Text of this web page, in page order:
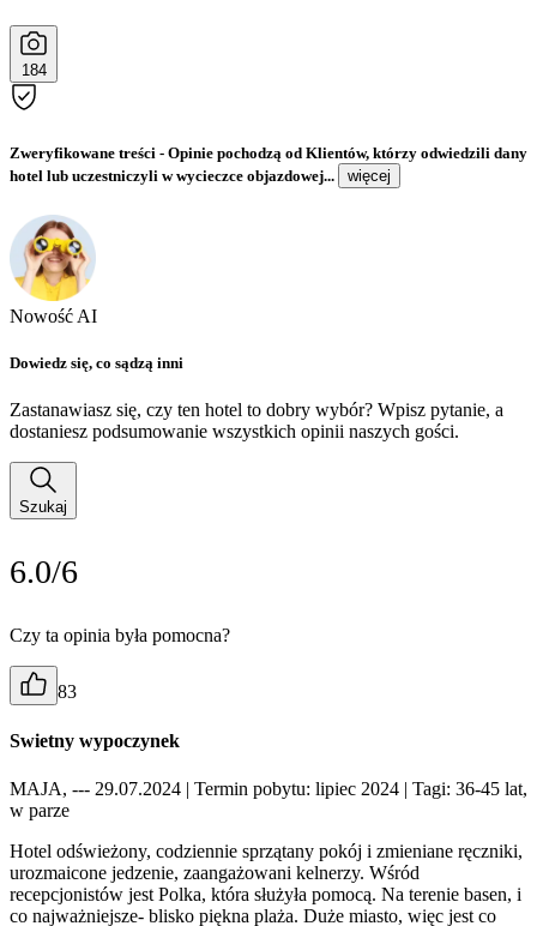
184
Zweryfikowane treści - Opinie pochodzą od Klientów, którzy odwiedzili dany
hotel lub uczestniczyli w wycieczce objazdowej...
więcej
Nowość AI
Dowiedz się, co sądzą inni
Zastanawiasz się, czy ten hotel to dobry wybór? Wpisz pytanie, a
dostaniesz podsumowanie wszystkich opinii naszych gości.
Szukaj
6.0/6
Czy ta opinia była pomocna?
83
Swietny wypoczynek
MAJA, --- 29.07.2024 | Termin pobytu: lipiec 2024 | Tagi: 36-45 lat,
w parze
Hotel odświeżony, codziennie sprzątany pokój i zmieniane ręczniki,
urozmaicone jedzenie, zaangażowani kelnerzy. Wśród
recepcjonistów jest Polka, która służyła pomocą. Na terenie basen, i
co najważniejsze- blisko piękna plaża. Duże miasto, więc jest co